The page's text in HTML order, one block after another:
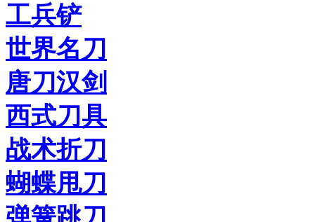
工兵铲
世界名刀
唐刀汉剑
西式刀具
战术折刀
蝴蝶甩刀